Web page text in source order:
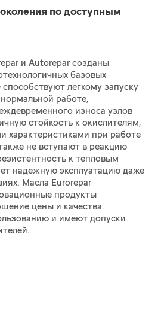
по доступным
и Autorepar созданы
базовых
легкому запуску
работе,
износа узлов
стойкость к окислителям,
характеристиками при работе
не вступают в реакцию
к тепловым
надежную эксплуатацию даже
Масла Eurorepar
продукты
цены и качества.
и имеют допуски